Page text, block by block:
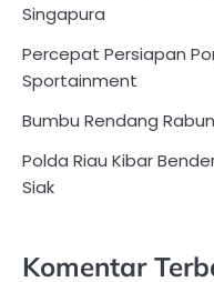
Singapura
Percepat Persiapan
Sportainment
Bumbu Rendang
Polda Riau Kibar
Siak
Komentar